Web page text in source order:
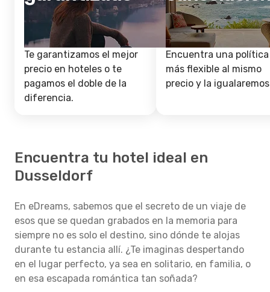
Te garantizamos el mejor
precio en hoteles o te
pagamos el doble de la
diferencia.
Encuentra una política
más flexible al mismo
precio y la
Encuentra tu hotel ideal en
Dusseldorf
En eDreams, sabemos que el secreto de un viaje de
esos que se quedan grabados en la memoria para
siempre no es solo el destino, sino dónde te alojas
durante tu estancia allí. ¿Te imaginas despertando
en el lugar perfecto, ya sea en solitario, en familia, o
en esa escapada romántica tan soñada?